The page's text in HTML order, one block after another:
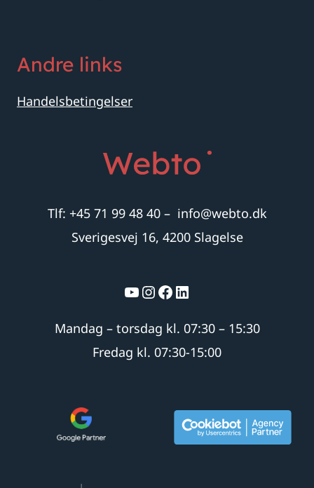
Andre links
Handelsbetingelser
Tlf: +45 71 99 48 40– info@webto.dk
Sverigesvej 16, 4200 Slagelse
LinkedIn
Facebook
Instagram
YouTube
Mandag – torsdag kl. 07:30 – 15:30
Fredag kl. 07:30-15:00